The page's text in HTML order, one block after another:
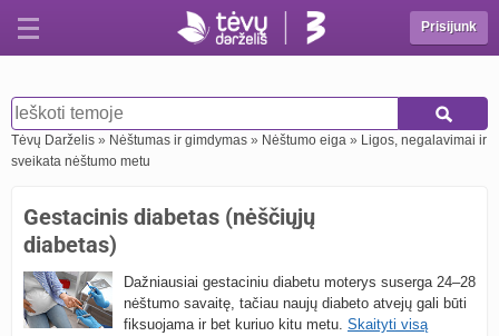
Prisijunk
Tėvų Darželis » Nėštumas ir gimdymas » Nėštumo eiga » Ligos, negalavimai ir
sveikata nėštumo metu
Gestacinis diabetas (nėščiųjų
diabetas)
Dažniausiai gestaciniu diabetu moterys suserga 24–28
nėštumo savaitę, tačiau naujų diabeto atvejų gali būti
fiksuojama ir bet kuriuo kitu metu. Skaityti visą